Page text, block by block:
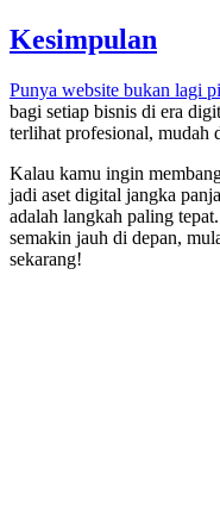
Kesimpulan
Punya website bukan lagi
bagi setiap bisnis di era
terlihat profesional, mudah
Kalau kamu ingin
jadi aset digital jangka
adalah langkah paling
semakin jauh di depan,
sekarang!